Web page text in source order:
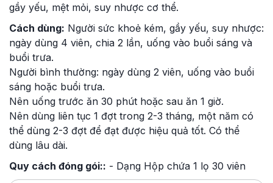
gầy yếu, mệt mỏi, suy nhược cơ thể.
Cách dùng: Người sức khoẻ kém, gầy yếu, suy nhược:
ngày dùng 4 viên, chia 2 lần, uống vào buổi sáng và
buổi trưa.
Người bình thường: ngày dùng 2 viên, uống vào buổi
sáng hoặc buổi trưa.
Nên uống trước ăn 30 phút hoặc sau ăn 1 giờ.
Nên dùng liên tục 1 đợt trong 2-3 tháng, một năm có
thể dùng 2-3 đợt để đạt được hiệu quả tốt. Có thể
dùng lâu dài.
Quy cách đóng gói:: - Dạng Hộp chứa 1 lọ 30 viên